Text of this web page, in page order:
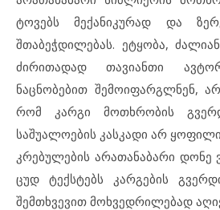
ტოვებს მექანიკურად და
შთაბეჭდილებას. ეტყობა,
ძირითადად თავიანთი
ნაცნობებით შემოიფარგლნენ,
რომ კარგი მოთხრობის
საშუალოების კასკადი არ
კრებულების არათანაბარი დონე
ცუდ ტექსტებს კარგების
შემთხვევით მოხვედრილებად